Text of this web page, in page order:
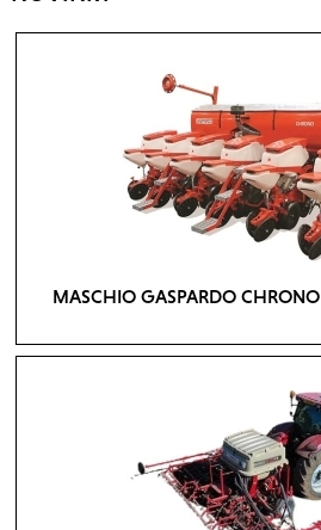
MASCHIO GASPARDO CHRONO